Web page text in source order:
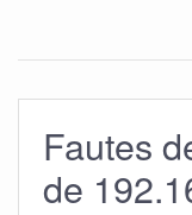
Fautes
de